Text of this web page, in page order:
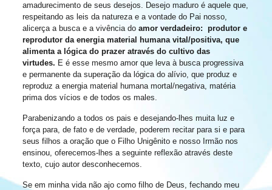
amadurecimento de seus desejos. Desejo maduro é aquele que,
respeitando as leis da natureza e a vontade do Pai nosso,
alicerça a busca e a vivência do amor verdadeiro: produtor e
reprodutor da energia material humana vital/positiva, que
alimenta a lógica do prazer através do cultivo das
virtudes. E é esse mesmo amor que leva à busca progressiva
e permanente da superação da lógica do alívio, que produz e
reproduz a energia material humana mortal/negativa, matéria
prima dos vícios e de todos os males.
Parabenizando a todos os pais e desejando-lhes muita luz e
força para, de fato e de verdade, poderem recitar para si e para
seus filhos a oração que o Filho Unigênito e nosso Irmão nos
ensinou, oferecemos-lhes a seguinte reflexão através deste
texto, cujo autor desconhecemos.
Se em minha vida não ajo como filho de Deus, fechando meu